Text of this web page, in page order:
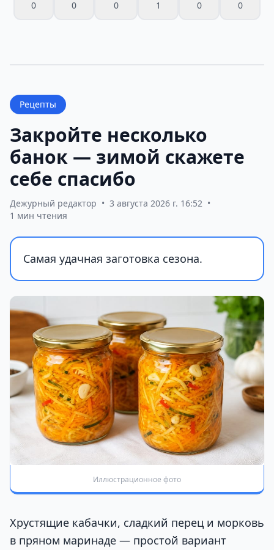
0 0 0 1 0 0
Рецепты
Закройте несколько
банок — зимой скажете
себе спасибо
Дежурный редактор • 3 августа 2026 г. 16:52 •
1 мин чтения
Самая удачная заготовка сезона.
Иллюстрационное фото
Хрустящие кабачки, сладкий перец и морковь
в пряном маринаде — простой вариант